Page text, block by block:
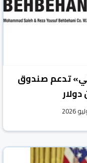
تدعم صندوق